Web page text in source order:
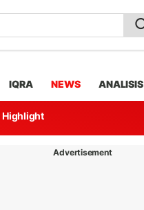
IQRA NEWS ANALISIS
Highlight
Advertisement